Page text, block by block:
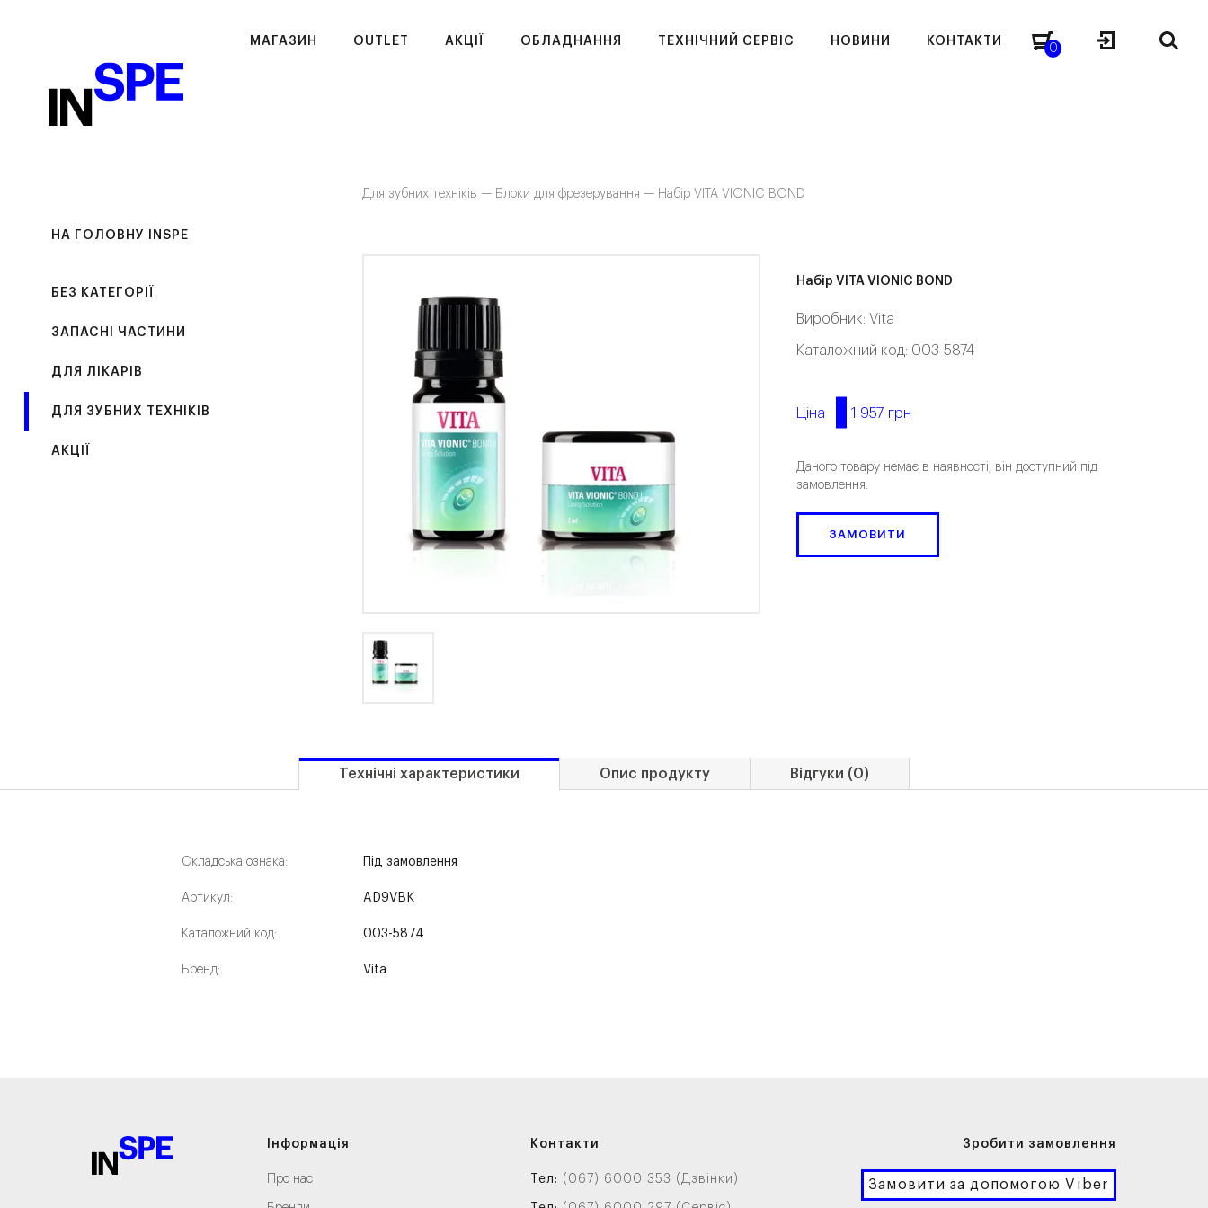
МАГАЗИН OUTLET АКЦІЇ ОБЛАДНАННЯ ТЕХНІЧНИЙ СЕРВІС НОВИНИ КОНТАКТИ
0
НА ГОЛОВНУ INSPE
БЕЗ КАТЕГОРІЇ
ЗАПАСНІ ЧАСТИНИ
ДЛЯ ЛІКАРІВ
ДЛЯ ЗУБНИХ ТЕХНІКІВ
АКЦІЇ
Для зубних техніків — Блоки для фрезерування — Набір VITA VIONIC BOND
Набір VITA VIONIC BOND
Виробник: Vita
Каталожний код: 003-5874
Ціна 1 957 грн
Даного товару немає в наявності, він доступний під
замовлення.
ЗАМОВИТИ
Технічні характеристики Опис продукту Відгуки (0)
Складська ознака:
Артикул:
Каталожний код:
Бренд:
Під замовлення
AD9VBK
003-5874
Vita
Інформація
Про нас
Контакти
Тел: (067) 6000 353 (Дзвінки)
Зробити замовлення
Замовити за допомогою Viber